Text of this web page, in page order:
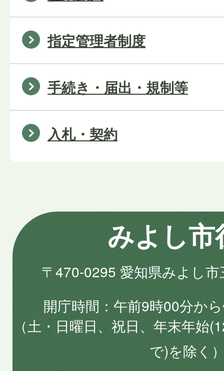
指定管理者制度
手続き・届出・規制等
入札・契約
みよし市
〒470-0295 愛知県みよし
開庁時間
午前9時00分か
（土・日曜日、祝日、年末年始
で)を除く